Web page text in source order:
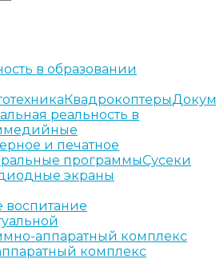
в образовании
Квадрокоптеры
реальность в
и печатное
программыСусеки
экраны
воспитание
аппаратный комплекс
комплекс